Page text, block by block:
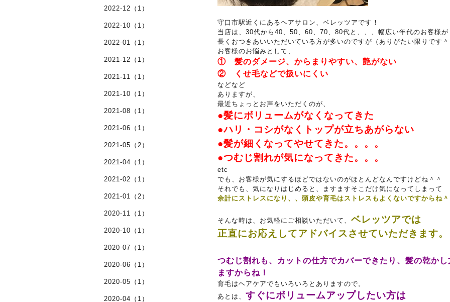
守口市駅近くにあるヘアサロン、ベレッツアです！
当店は、30代から40、50、60、70、80代と、、、幅広い年代のお客様が
長くおつきあいいただいている方が多いのですが（ありがたい限りです＾
お客様のお悩みとして、
① 髪のダメージ、からまりやすい、艶がない
② くせ毛などで扱いにくい
などなど
ありますが、
最近ちょっとお声をいただくのが、
●髪にボリュームがなくなってきた
●ハリ・コシがなくトップが立ちあがらない
●髪が細くなってやせてきた。。。。
●つむじ割れが気になってきた。。。
etc
でも、お客様が気にするほどではないのがほとんどなんですけどね＾＾
それでも、気になりはじめると、ますますそこだけ気になってしまって
余計にストレスになり、、頭皮や育毛はストレスもよくないですからね＾
そんな時は、お気軽にご相談いただいて、 ベレッツアでは
正直にお応えしてアドバイスさせていただきます。
つむじ割れも、カットの仕方でカバーできたり、髪の乾か
ますからね！
育毛はヘアケアでもいろいろとありますので。
あとは、 すぐにボリュームアップしたい方は
2022-12（1）
2022-10（1）
2022-01（1）
2021-12（1）
2021-11（1）
2021-10（1）
2021-08（1）
2021-06（1）
2021-05（2）
2021-04（1）
2021-02（1）
2021-01（2）
2020-11（1）
2020-10（1）
2020-07（1）
2020-06（1）
2020-05（1）
2020-04（1）